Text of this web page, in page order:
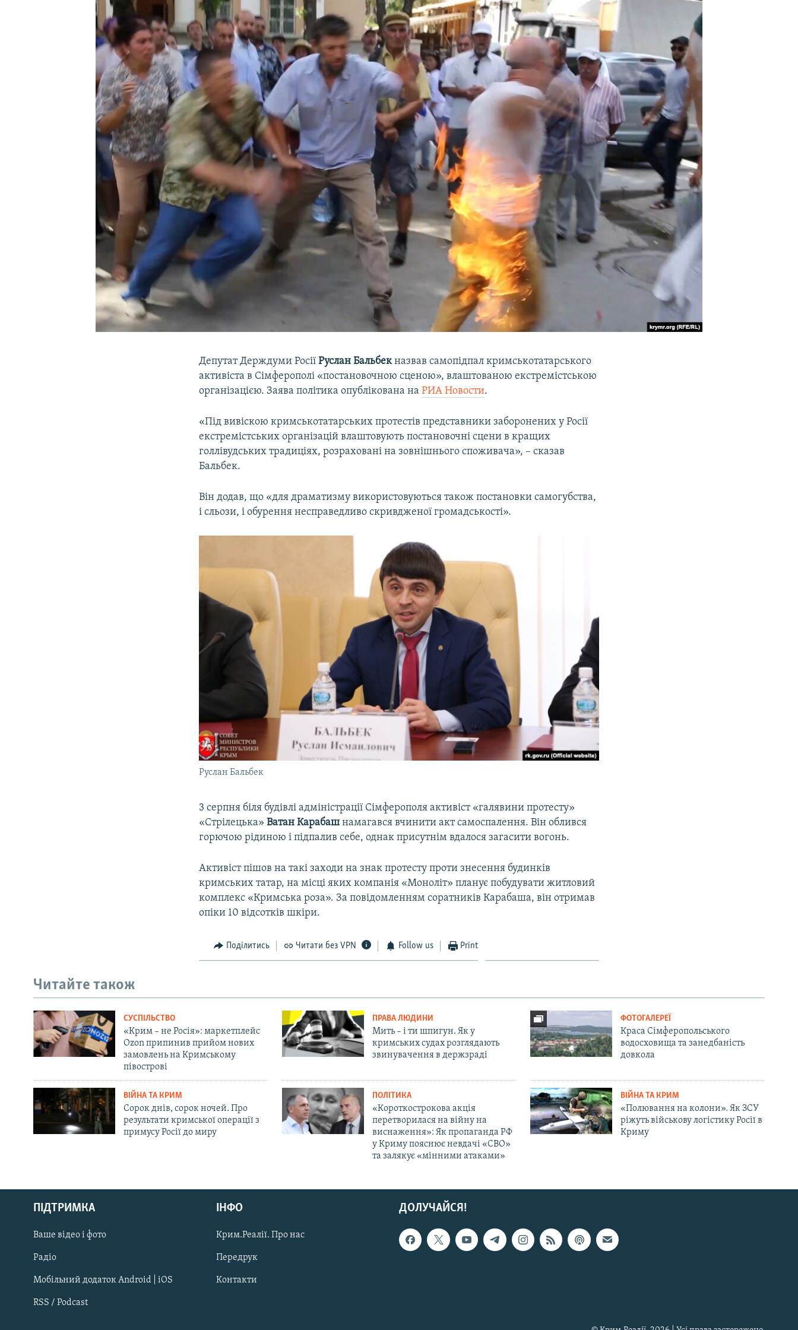
УКРАЇНСЬКА ПРОБЛЕМА КРИМУ
Русский
Qırımtatar
ДОЛУЧАЙСЯ!
Депутат Держдуми РосіїРуслан Бальбекназвав самопідпал кримськотатарського
активіста в Сімферополі «постановочною сценою», влаштованою екстремістською
організацією. Заява політика опублікована наРИА Новости.
«Під вивіскою кримськотатарських протестів представники заборонених у Росії
екстремістських організацій влаштовують постановочні сцени в кращих
голлівудських традиціях, розраховані на зовнішнього споживача», – сказав
Бальбек.
Він додав, що «для драматизму використовуються також постановки самогубства,
і сльози, і обурення несправедливо скривдженої громадськості».
Руслан Бальбек
3 серпня біля будівлі адміністрації Сімферополя активіст «галявини протесту»
«Стрілецька»Ватан Карабаш намагався вчинити акт самоспалення. Він облився
горючою рідиною і підпалив себе, однак присутнім вдалося загасити вогонь.
Активіст пішов на такі заходи на знак протесту проти знесення будинків
кримських татар, на місці яких компанія «Моноліт» планує побудувати житловий
комплекс «Кримська роза». За повідомленням соратників Карабаша, він отримав
опіки 10 відсотків шкіри.
Поділитись Читати без VPN Follow us Print
Читайте також
СУСПІЛЬСТВО
«Крим – не Росія»: маркетплейс
Ozon припинив прийом нових
замовлень на Кримському
півострові
ПРАВА ЛЮДИНИ
Мить – і ти шпигун. Як у
кримських судах розглядають
звинувачення в держзраді
ФОТОГАЛЕРЕЇ
Краса Сімферопольського
водосховища та занедбаність
довкола
ВІЙНА ТА КРИМ
Сорок днів, сорок ночей. Про
результати кримської операції з
примусу Росії до миру
ПОЛІТИКА
«Короткострокова акція
перетворилася на війну на
виснаження»: Як пропаганда РФ
у Криму пояснює невдачі «СВО»
та залякує «мінними атаками»
ВІЙНА ТА КРИМ
«Полювання на колони». Як ЗСУ
ріжуть військову логістику Росії в
Криму
ДОЛУЧАЙСЯ!
ПІДТРИМКА
Ваше відео і фото
Радіо
Мобільний додаток Android | iOS
RSS / Podcast
ІНФО
Крим.Реалії. Про нас
Передрук
Контакти